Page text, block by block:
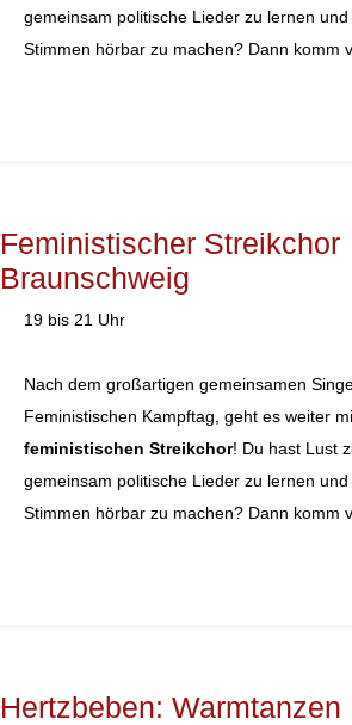
gemeinsam politische Lieder zu lernen
Stimmen hörbar zu machen? Dann komm
Feministischer Streikchor
Braunschweig
19 bis 21 Uhr
Nach dem großartigen gemeinsamen
Feministischen Kampftag, geht es weiter
feministischen Streikchor! Du hast Lust
gemeinsam politische Lieder zu lernen
Stimmen hörbar zu machen? Dann komm
Hertzbeben: Warmtanzen